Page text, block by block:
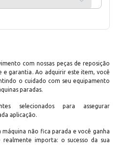
com nossas peças de reposição
e garantia. Ao adquirir este item, você
o cuidado com seu equipamento
paradas.
selecionados para assegurar
aplicação.
máquina não fica parada e você ganha
importa: o sucesso da sua